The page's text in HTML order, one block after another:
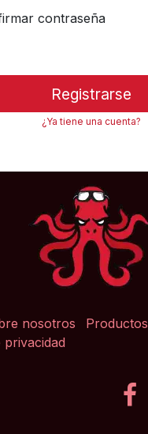
contraseña
Registrarse
¿Ya tiene una cuenta?
nosotros Productos
privacidad